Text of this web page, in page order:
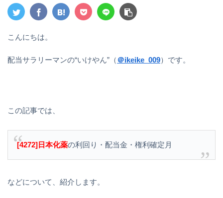
こんにちは。
配当サラリーマンの“いけやん”（ ＠ikeike_009）です。
この記事では、
[4272]日本化薬の利回り・配当金・権利確定月
などについて、紹介します。